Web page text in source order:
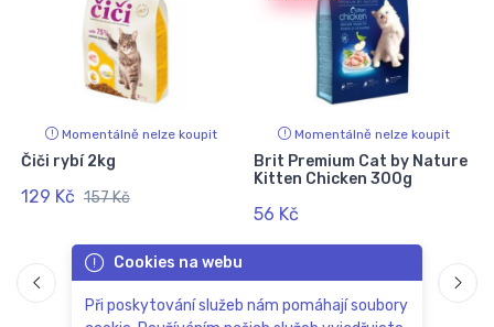
Momentálně nelze koupit
Čiči rybí 2kg
129 Kč 157 Kč
Momentálně nelze koupit
Brit Premium Cat by Nature
Kitten Chicken 300g
56 Kč
Cookies na webu
Při poskytování služeb nám pomáhají soubory